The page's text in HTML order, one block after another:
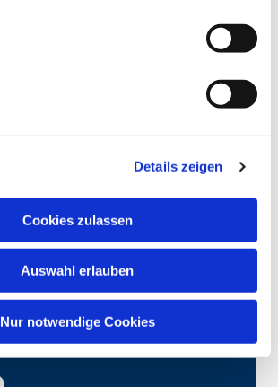
Details zeigen
Cookies zulassen
Auswahl erlauben
Nur notwendige Cookies